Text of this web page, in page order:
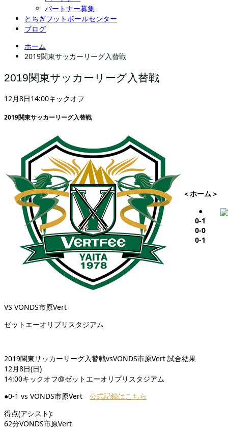
パートナー募集
とちぎフットボールセンター
ブログ
ホーム
2019関東サッカーリーグ入替戦
2019関東サッカーリーグ入替戦
12月8日14:00キックオフ
2019関東サッカーリーグ入替戦
＜ホーム＞
●
0-1
0-0
0-1
VS VONDS市原Vert
ゼットエーオリプリスタジアム
2019関東サッカーリーグ入替戦vsVONDS市原Vert 試合結果
12月8日(日)
14:00キックオフ@ゼットエーオリプリスタジアム
●0-1 vs VONDS市原Vert 公式記録はこちら
得点(アシスト):
62分VONDS市原Vert